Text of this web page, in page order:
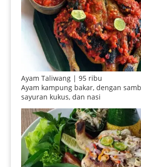
Ayam Taliwang | 95 ribu
Ayam kampung bakar, dengan
sayuran kukus, dan nasi